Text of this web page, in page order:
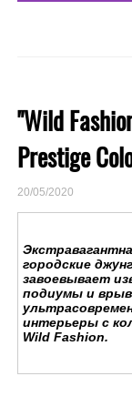
"Wild
Prestige
20/05/2020
городские
завоевывает
подиумы и
интерьеры с
Wild Fashion.